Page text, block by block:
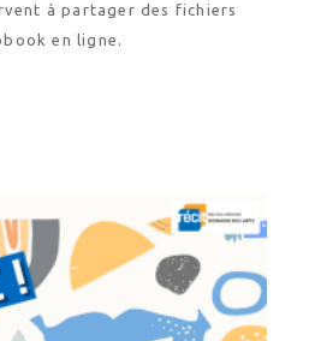
à partager des fichiers
en ligne.